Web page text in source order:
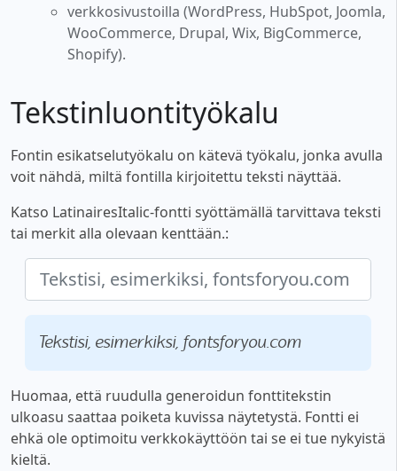
verkkosivustoilla (WordPress, HubSpot, Joomla,
WooCommerce, Drupal, Wix, BigCommerce,
Shopify).
Tekstinluontityökalu
Fontin esikatselutyökalu on kätevä työkalu, jonka avulla
voit nähdä, miltä fontilla kirjoitettu teksti näyttää.
Katso LatinairesItalic-fontti syöttämällä tarvittava teksti
tai merkit alla olevaan kenttään.:
Tekstisi, esimerkiksi, fontsforyou.com
Huomaa, että ruudulla generoidun fonttitekstin
ulkoasu saattaa poiketa kuvissa näytetystä. Fontti ei
ehkä ole optimoitu verkkokäyttöön tai se ei tue nykyistä
kieltä.